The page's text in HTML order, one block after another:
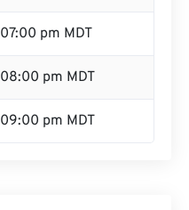
07:00 pm MDT
08:00 pm MDT
09:00 pm MDT